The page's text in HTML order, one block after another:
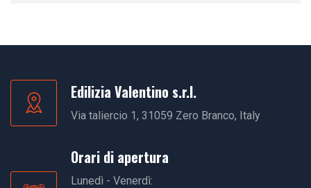
Edilizia Valentino s.r.l.
Via taliercio 1, 31059 Zero Branco, Italy
Orari di apertura
Lunedì - Venerdì: